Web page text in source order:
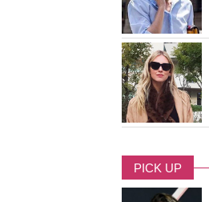
PICK UP